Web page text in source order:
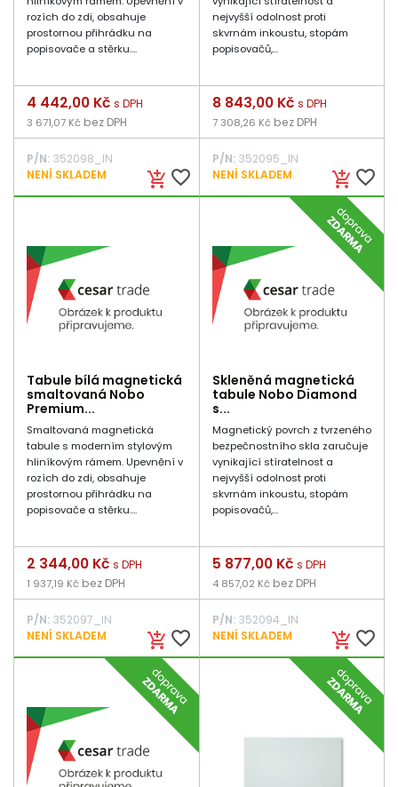
rozích do zdi, obsahuje
prostornou přihrádku na
popisovače a stěrku....
add_shopping_cart favorite_border
Cena
4 442,00 Kč s DPH
3 671,07 Kč bez DPH
P/N: 352098_IN
NENÍ SKLADEM
nejvyšší odolnost proti
skvrnám inkoustu, stopám
popisovačů,...
add_shopping_cart favorite_border
Cena
8 843,00 Kč s DPH
7 308,26 Kč bez DPH
P/N:352095_IN
NENÍ SKLADEM
Tabule bílá magnetická
smaltovaná Nobo
Premium...
Smaltovaná magnetická
tabule s moderním stylovým
hliníkovým rámem. Upevnění v
rozích do zdi, obsahuje
prostornou přihrádku na
popisovače a stěrku....
add_shopping_cart favorite_border
Cena
2 344,00 Kč s DPH
1 937,19 Kč bez DPH
P/N: 352097_IN
NENÍ SKLADEM
Skleněná magnetická
tabule Nobo Diamond
s...
Magnetický povrch z tvrzeného
bezpečnostního skla zaručuje
vynikající stíratelnost a
nejvyšší odolnost proti
skvrnám inkoustu, stopám
popisovačů,...
add_shopping_cart favorite_border
Cena
5 877,00 Kč s DPH
4 857,02 Kč bez DPH
P/N:352094_IN
NENÍ SKLADEM